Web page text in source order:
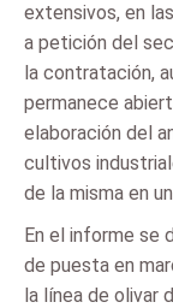
extensivos, en
a petición del
la contratación,
permanece
elaboración del
cultivos
de la misma en
En el informe se
de puesta en
la línea de olivar